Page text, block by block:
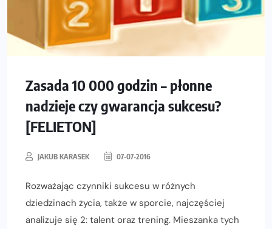
Zasada 10 000 godzin – płonne
nadzieje czy gwarancja sukcesu?
[FELIETON]
JAKUB KARASEK 07-07-2016
Rozważając czynniki sukcesu w różnych
dziedzinach życia, także w sporcie, najczęściej
analizuje się 2: talent oraz trening. Mieszanka tych